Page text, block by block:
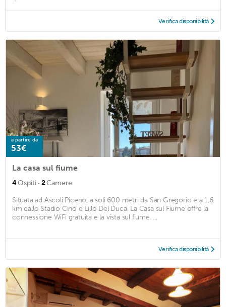
Verifica disponibilità
a partire da
53€
La casa sul fiume
4Ospiti · 2Camere
Situata ad Ascoli Piceno, a soli 600 metri da San Gregorio e a 1,6
km dallo Stadio Cino e Lillo Del Duca, La Casa sul Fiume offre la
connessione WiFi gratuita e la vista sul fiume. ...
Verifica disponibilità